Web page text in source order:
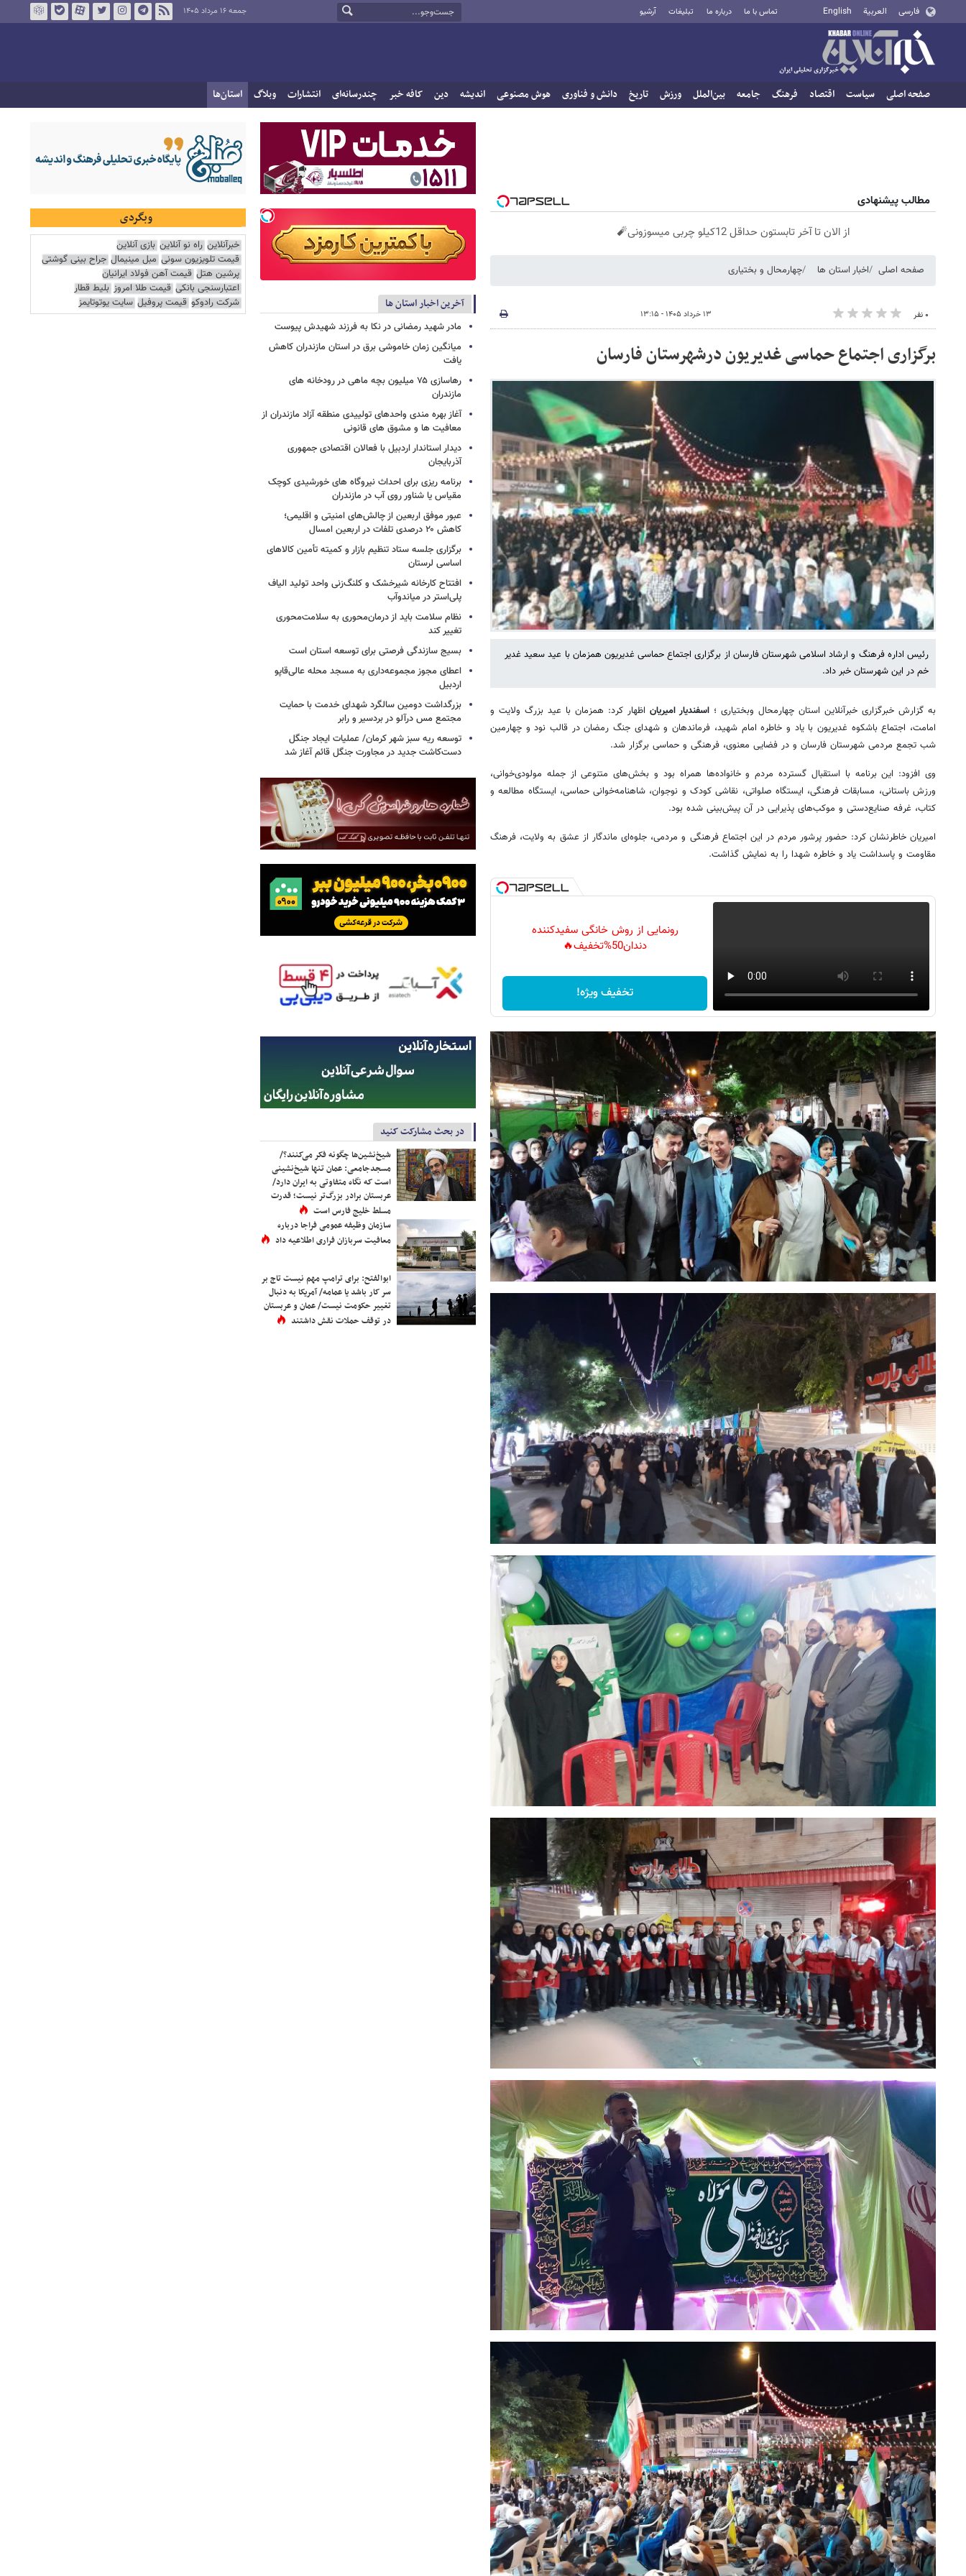
فارسی العربية English تماس با ما درباره ما تبلیغات آرشیو جمعه ۱۶ مرداد ۱۴۰۵
صفحه اصلی سیاست اقتصاد فرهنگ جامعه بین‌الملل ورزش تاریخ دانش و فناوری هوش مصنوعی اندیشه دین کافه خبر چندرسانه‌ای انتشارات وبلاگ استان‌ها
مطالب پیشنهادی
از الان تا آخر تابستون حداقل 12کیلو چربی میسوزونی🧨
صفحه اصلی اخبار استان ها چهارمحال و بختیاری
۰ نفر ۱۳ خرداد ۱۴۰۵ - ۱۳:۱۵
برگزاری اجتماع حماسی غدیریون درشهرستان فارسان
رئیس اداره فرهنگ و ارشاد اسلامی شهرستان فارسان از برگزاری اجتماع حماسی غدیریون همزمان با عید سعید غدیر
خم در این شهرستان خبر داد.
به گزارش خبرگزاری خبرآنلاین استان چهارمحال وبختیاری ؛ اسفندیار امیریان اظهار کرد: همزمان با عید بزرگ ولایت و
امامت، اجتماع باشکوه غدیریون با یاد و خاطره امام شهید، فرماندهان و شهدای جنگ رمضان در قالب نود و چهارمین
شب تجمع مردمی شهرستان فارسان و در فضایی معنوی، فرهنگی و حماسی برگزار شد.
وی افزود: این برنامه با استقبال گسترده مردم و خانواده‌ها همراه بود و بخش‌های متنوعی از جمله مولودی‌خوانی،
ورزش باستانی، مسابقات فرهنگی، ایستگاه صلواتی، نقاشی کودک و نوجوان، شاهنامه‌خوانی حماسی، ایستگاه مطالعه و
کتاب، غرفه صنایع‌دستی و موکب‌های پذیرایی در آن پیش‌بینی شده بود.
امیریان خاطرنشان کرد: حضور پرشور مردم در این اجتماع فرهنگی و مردمی، جلوه‌ای ماندگار از عشق به ولایت، فرهنگ
مقاومت و پاسداشت یاد و خاطره شهدا را به نمایش گذاشت.
رونمایی از روش خانگی سفیدکننده
دندان50%تخفیف🔥
تخفیف ویژه!
آخرین اخبار استان ها
مادر شهید رمضانی در نکا به فرزند شهیدش پیوست
میانگین زمان خاموشی برق در استان مازندران کاهش
یافت
رهاسازی ۷۵ میلیون بچه ماهی در رودخانه های
مازندران
آغاز بهره مندی واحدهای تولییدی منطقه آزاد مازندران از
معافیت ها و مشوق های قانونی
دیدار استاندار اردبیل با فعالان اقتصادی جمهوری
آذربایجان
برنامه ریزی برای احداث نیروگاه های خورشیدی کوچک
مقیاس یا شناور روی آب در مازندران
عبور موفق اربعین از چالش‌های امنیتی و اقلیمی؛
کاهش ۲۰ درصدی تلفات در اربعین امسال
برگزاری جلسه ستاد تنظیم بازار و کمیته تأمین کالاهای
اساسی لرستان
افتتاح کارخانه شیرخشک و کلنگ‌زنی واحد تولید الیاف
پلی‌استر در میاندوآب
نظام سلامت باید از درمان‌محوری به سلامت‌محوری
تغییر کند
بسیج سازندگی فرصتی برای توسعه استان است
اعطای مجوز مجموعه‌داری به مسجد محله عالی‌قاپو
اردبیل
بزرگداشت دومین سالگرد شهدای خدمت با حمایت
مجتمع مس درآلو در بردسیر و رابر
توسعه ریه سبز شهر کرمان/ عملیات ایجاد جنگل
دست‌کاشت جدید در مجاورت جنگل قائم آغاز شد
در بحث مشارکت کنید
شیخ‌نشین‌ها چگونه فکر می‌کنند؟/
مسجدجامعی: عمان تنها شیخ‌نشینی
است که نگاه متفاوتی به ایران دارد/
عربستان برادر بزرگ‌تر نیست؛ قدرت
مسلط خلیج فارس است
سازمان وظیفه عمومی فراجا درباره
معافیت سربازان فراری اطلاعیه داد
ابوالفتح: برای ترامپ مهم نیست تاج بر
سر کار باشد یا عمامه/ آمریکا به دنبال
تغییر حکومت نیست/ عمان و عربستان
در توقف حملات نقش داشتند
وبگردی
خبرآنلاین راه نو آنلاین بازی آنلاین
قیمت تلویزیون سونی مبل مینیمال جراح بینی گوشتی
پرشین هتل قیمت آهن فولاد ایرانیان
اعتبارسنجی بانکی قیمت طلا امروز بلیط قطار
شرکت رادوکو قیمت پروفیل سایت یوتوتایمز